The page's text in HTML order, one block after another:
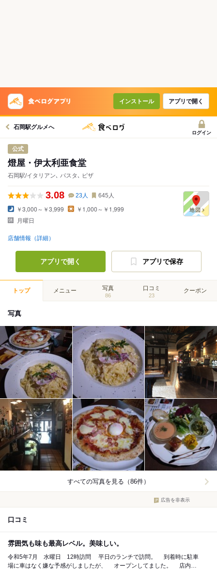
インストール アプリで開く
石岡駅グルメへ
ログイン
公式
燈屋・伊太利亜食堂
石岡駅/イタリアン､ パスタ､ ピザ
3.08 23人 645 人
￥3,000～￥3,999
￥1,000～￥1,999
月曜日
店舗情報（詳細）
アプリで開く アプリで保存
トップ メニュー 写真
86
口コミ
23
クーポン
写真
すべての写真を見る（86件）
広告を非表示
口コミ
雰囲気も味も最高レベル。美味しい。
令和5年7月 水曜日 12時訪問 平日のランチで訪問。 到着時に駐車
場に車はなく嫌な予感がしましたが、 オープンしてました。 店内に